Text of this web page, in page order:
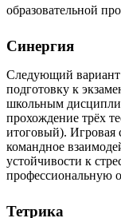
образовательной
Синергия
Следующий вариант
подготовку к
школьным
прохождение трёх
итоговый). Игровая
командное
устойчивости к
профессиональную
Тетрика